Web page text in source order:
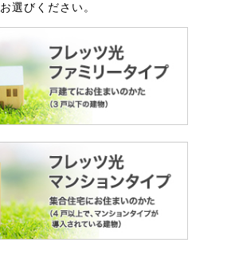
選びください。